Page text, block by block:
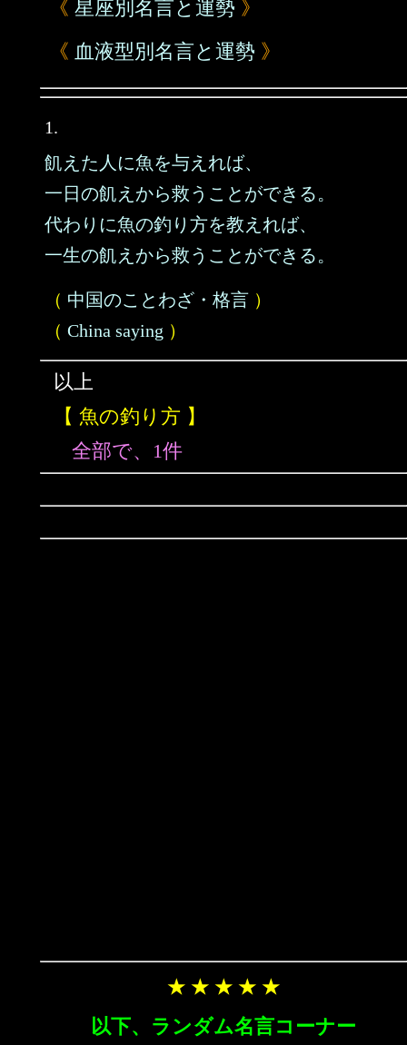
《 星座別名言と運勢 》
《 血液型別名言と運勢 》
1.
飢えた人に魚を与えれば、
一日の飢えから救うことができる。
代わりに魚の釣り方を教えれば、
一生の飢えから救うことができる。
（ 中国のことわざ・格言 ）
（ China saying ）
以上
【 魚の釣り方 】
全部で、1件
★ ★ ★ ★ ★
以下、ランダム名言コーナー